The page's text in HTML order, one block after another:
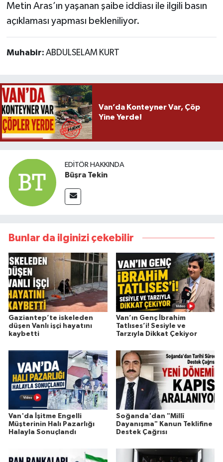
Metin Aras’ın yaşanan şaibe iddiası ile ilgili basın
açıklaması yapması bekleniliyor.
Muhabir: ABDULSELAM KURT
Van’da Konteyner Var, Çöp
Yine Yerde!
EDITÖR HAKKINDA
Büşra Tekin
Bunlar da ilginizi çekebilir
Gaziantep’te iskeleden
düşen Vanlı işçi hayatını
kaybetti
Van’ın Genç İbrahim
Tatlıses’i! Sesiyle ve
Tarzıyla Dikkat Çekiyor
Van'da İşitme Engelli
Müşterinin Halı Pazarlığı
Halayla Sonuçlandı
Soğanda'dan "Millî
Dayanışma" Kanun Teklifine
Destek Çağrısı